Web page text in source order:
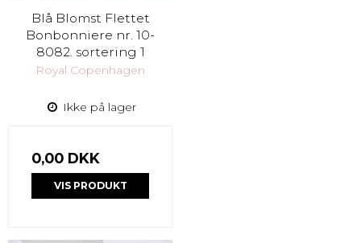
Blå Blomst Flettet
Bonbonniere nr. 10-
8082. sortering 1
Royal Copenhagen
Ikke på lager
0,00 DKK
VIS PRODUKT